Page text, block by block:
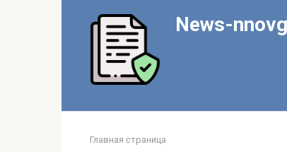
News-
Главная страница